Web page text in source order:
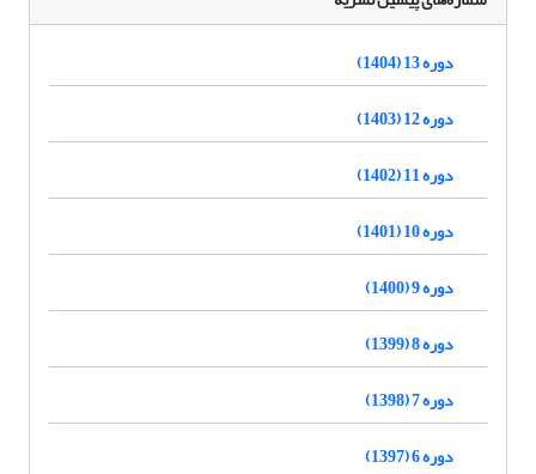
دوره 13 (1404)
دوره 12 (1403)
دوره 11 (1402)
دوره 10 (1401)
دوره 9 (1400)
دوره 8 (1399)
دوره 7 (1398)
دوره 6 (1397)